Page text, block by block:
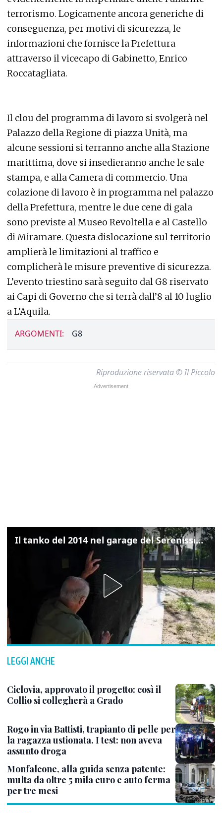
terrorismo. Logicamente ancora generiche di
conseguenza, per motivi di sicurezza, le
informazioni che fornisce la Prefettura
attraverso il vicecapo di Gabinetto, Enrico
Roccatagliata.
Il clou del programma di lavoro si svolgerà nel
Palazzo della Regione di piazza Unità, ma
alcune sessioni si terranno anche alla Stazione
marittima, dove si insedieranno anche le sale
stampa, e alla Camera di commercio. Una
colazione di lavoro è in programma nel palazzo
della Prefettura, mentre le due cene di gala
sono previste al Museo Revoltella e al Castello
di Miramare. Questa dislocazione sul territorio
amplierà le limitazioni al traffico e
complicherà le misure preventive di sicurezza.
L’evento triestino sarà seguito dal G8 riservato
ai Capi di Governo che si terrà dall’8 al 10 luglio
a L’Aquila.
ARGOMENTI: G8
Riproduzione riservata © Il Piccolo
Il tanko del 2014 nel garage del Serenissimo: «Ecco come potevamo resistere per qualche giornata»
LEGGI ANCHE
Ciclovia, approvato il progetto: così il
Collio si collegherà a Grado
Rogo in via Battisti, trapianto di pelle per
la ragazza ustionata. I test: non aveva
assunto droga
Monfalcone, alla guida senza patente:
multa da oltre 5 mila euro e auto ferma
per tre mesi